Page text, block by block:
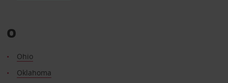
O
Ohio
Oklahoma